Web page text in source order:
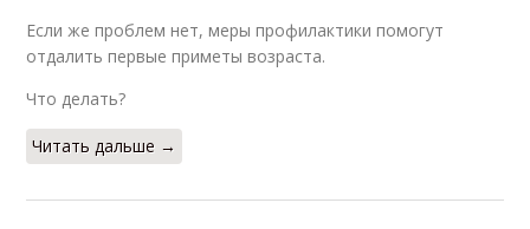
Если же проблем нет, меры профилактики помогут
отдалить первые приметы возраста.
Что делать?
Читать дальше →